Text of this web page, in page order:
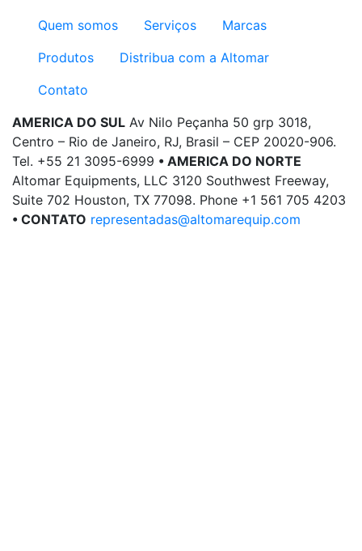
Quem somos Serviços
Marcas
Produtos
Distribua com a Altomar
Contato
AMERICA DO SUL Av Nilo Peçanha 50 grp 3018,
Centro – Rio de Janeiro, RJ, Brasil – CEP 20020-906.
Tel. +55 21 3095-6999 • AMERICA DO NORTE
Altomar Equipments, LLC 3120 Southwest Freeway,
Suite 702 Houston, TX 77098. Phone +1 561 705 4203
• CONTATO representadas@altomarequip.com